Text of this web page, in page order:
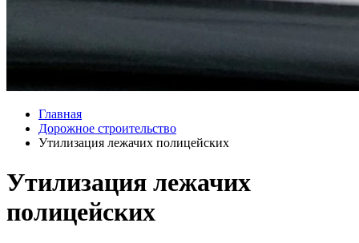
Главная
Дорожное строительство
Утилизация лежачих полицейских
Утилизация лежачих
полицейских